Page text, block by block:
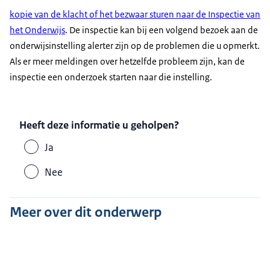
kopie van de klacht of het bezwaar sturen naar de Inspectie van
het Onderwijs. De inspectie kan bij een volgend bezoek aan de
onderwijsinstelling alerter zijn op de problemen die u opmerkt.
Als er meer meldingen over hetzelfde probleem zijn, kan de
inspectie een onderzoek starten naar die instelling.
Heeft deze informatie u geholpen?
Ja
Nee
Meer over dit onderwerp